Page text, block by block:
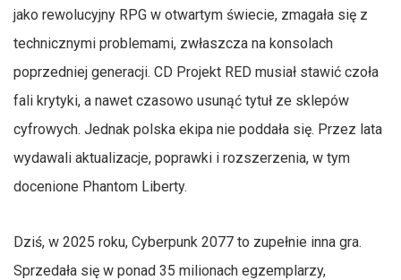
jako rewolucyjny RPG w otwartym świecie, zmagała się z
technicznymi problemami, zwłaszcza na konsolach
poprzedniej generacji. CD Projekt RED musiał stawić czoła
fali krytyki, a nawet czasowo usunąć tytuł ze sklepów
cyfrowych. Jednak polska ekipa nie poddała się. Przez lata
wydawali aktualizacje, poprawki i rozszerzenia, w tym
docenione Phantom Liberty.
Dziś, w 2025 roku, Cyberpunk 2077 to zupełnie inna gra.
Sprzedała się w ponad 35 milionach egzemplarzy,